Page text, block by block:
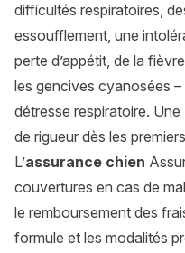
difficultés respiratoires,
essoufflement, une
perte d’appétit, de la
les gencives cyanosées
détresse respiratoire. Une
de rigueur dès les
L’assurance chien
couvertures en cas de
le remboursement des
formule et les modalités